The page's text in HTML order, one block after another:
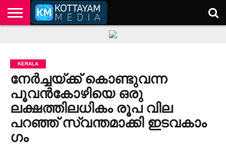
KERALA
നേർച്ചയ്ക്ക് കൊണ്ടുവന്ന
പൂവൻകോഴിയെ ഒരു
ലക്ഷത്തിലധികം രൂപ വില
പറഞ്ഞ് സ്വന്തമാക്കി ഇടവകാം​
ഗം